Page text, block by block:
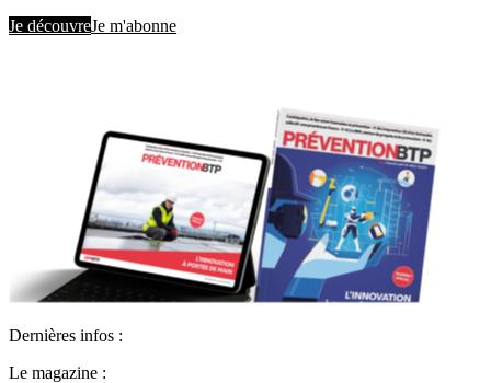
Je découvreJe m'abonne
Dernières infos :
Le magazine :